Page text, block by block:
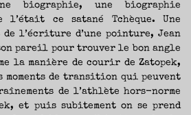
biographie, une biographie
l’était ce satané Tchèque. Une
l’écriture d’une pointure, Jean
pareil pour trouver le bon angle
la manière de courir de Zatopek,
moments de transition qui peuvent
de l’athlète hors-norme
et puis subitement on se prend